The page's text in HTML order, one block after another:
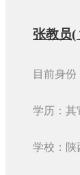
张教员(
目前身份
学历：其
学校：陕